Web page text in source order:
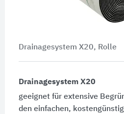
Drainagesystem X20, Rolle
Drainagesystem X20
geeignet für extensive
den einfachen,